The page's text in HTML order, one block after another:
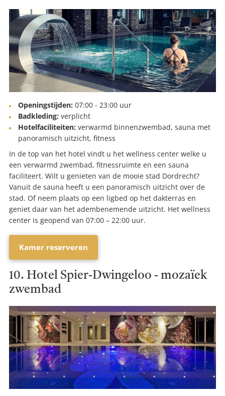
Openingstijden: 07:00 - 23:00 uur
Badkleding: verplicht
Hotelfaciliteiten: verwarmd binnenzwembad, sauna met
panoramisch uitzicht, fitness
In de top van het hotel vindt u het wellness center welke u
een verwarmd zwembad, fitnessruimte en een sauna
faciliteert. Wilt u genieten van de mooie stad Dordrecht?
Vanuit de sauna heeft u een panoramisch uitzicht over de
stad. Of neem plaats op een ligbed op het dakterras en
geniet daar van het adembenemende uitzicht. Het wellness
center is geopend van 07:00 – 22:00 uur.
Kamer reserveren
10. Hotel Spier-Dwingeloo - mozaïek
zwembad